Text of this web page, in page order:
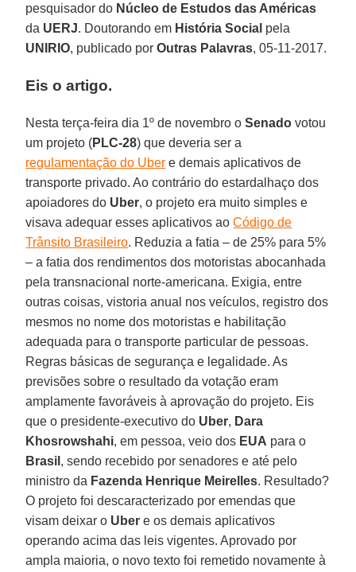
pesquisador do Núcleo de Estudos das Américas
da UERJ. Doutorando em História Social pela
UNIRIO, publicado porOutras Palavras, 05-11-2017.
Eis o artigo.
Nesta terça-feira dia 1º de novembro oSenado votou
um projeto (PLC-28) que deveria ser a
regulamentação do Uber e demais aplicativos de
transporte privado. Ao contrário do estardalhaço dos
apoiadores do Uber, o projeto era muito simples e
visava adequar esses aplicativos aoCódigo de
Trânsito Brasileiro. Reduzia a fatia – de 25% para 5%
– a fatia dos rendimentos dos motoristas abocanhada
pela transnacional norte-americana. Exigia, entre
outras coisas, vistoria anual nos veículos, registro dos
mesmos no nome dos motoristas e habilitação
adequada para o transporte particular de pessoas.
Regras básicas de segurança e legalidade. As
previsões sobre o resultado da votação eram
amplamente favoráveis à aprovação do projeto. Eis
que o presidente-executivo do Uber, Dara
Khosrowshahi, em pessoa, veio dos EUA para o
Brasil , sendo recebido por senadores e até pelo
ministro da Fazenda Henrique Meirelles. Resultado?
O projeto foi descaracterizado por emendas que
visam deixar o Uber e os demais aplicativos
operando acima das leis vigentes. Aprovado por
ampla maioria, o novo texto foi remetido novamente à